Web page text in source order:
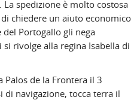
spedizione è molto costosa
chiedere un aiuto economico
Portogallo gli nega
rivolge alla regina Isabella di
Palos de la Frontera il 3
di navigazione, tocca terra il